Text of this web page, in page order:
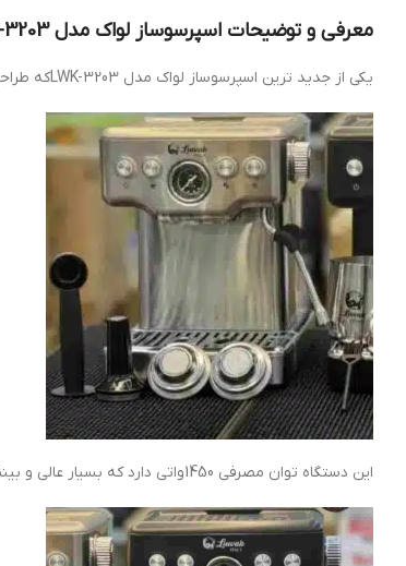
معرفی و توضیحات اسپرسوساز لواک مدل LWK-3203
یکی از جدید ترین اسپرسوساز لواک مدل LWK-3203که طراحی بسیار زیبا و بسیار شیک دارد.
این دستگاه توان مصرفی 1450واتی دارد که بسیار عالی و بینظیر است.